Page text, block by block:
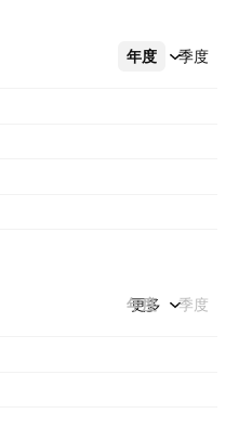
年度 季度
更多
年度 季度
更多